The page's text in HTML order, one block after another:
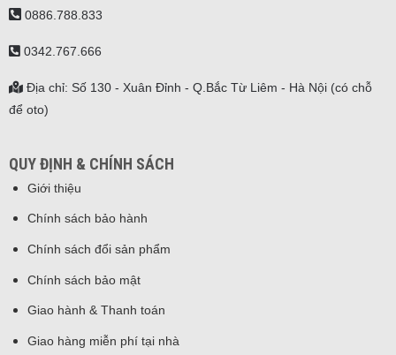
0886.788.833
0342.767.666
Địa chỉ: Số 130 - Xuân Đỉnh - Q.Bắc Từ Liêm - Hà Nội (có chỗ
để oto)
QUY ĐỊNH & CHÍNH SÁCH
Giới thiệu
Chính sách bảo hành
Chính sách đổi sản phẩm
Chính sách bảo mật
Giao hành & Thanh toán
Giao hàng miễn phí tại nhà